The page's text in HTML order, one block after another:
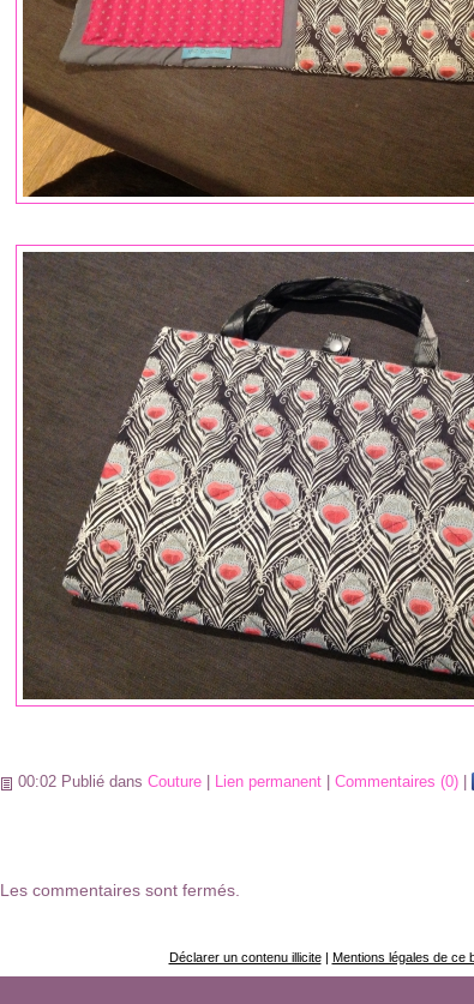
00:02 Publié dans Couture Lien permanent Commentaires (0)
Les commentaires sont fermés.
Déclarer un contenu illicite| Mentions légales de ce